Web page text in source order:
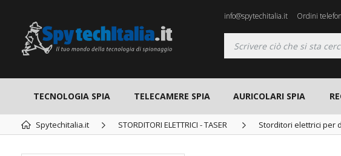
info@spytechitalia.it Ordini
TECNOLOGIA SPIA TELECAMERE SPIA AURICOLARI SPIA
Spytechitalia.it STORDITORI ELETTRICI - TASER Storditori elettrici per